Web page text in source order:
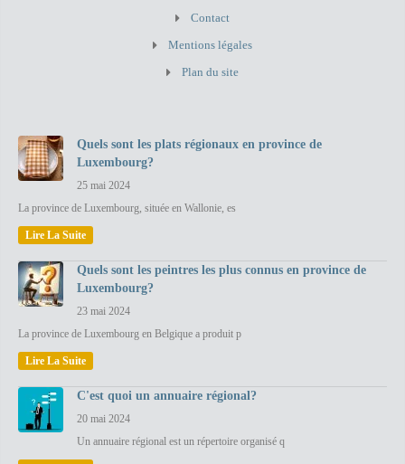
Contact
Mentions légales
Plan du site
Quels sont les plats régionaux en province de
Luxembourg?
25 mai 2024
La province de Luxembourg, située en Wallonie, es
Lire La Suite
Quels sont les peintres les plus connus en province de
Luxembourg?
23 mai 2024
La province de Luxembourg en Belgique a produit p
Lire La Suite
C'est quoi un annuaire régional?
20 mai 2024
Un annuaire régional est un répertoire organisé q